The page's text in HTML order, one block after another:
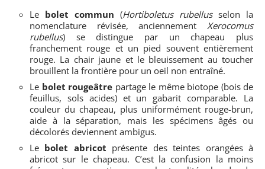
Le bolet commun (Hortiboletus rubellusselon la
nomenclature révisée, anciennement Xerocomus
rubellus) se distingue par un chapeau plus
franchement rouge et un pied souvent entièrement
rouge. La chair jaune et le bleuissement au toucher
brouillent la frontière pour un oeil non entraîné.
Le bolet rougeâtre partage le même biotope (bois de
feuillus, sols acides) et un gabarit comparable. La
couleur du chapeau, plus uniformément rouge-brun,
aide à la séparation, mais les spécimens âgés ou
décolorés deviennent ambigus.
Le bolet abricot présente des teintes orangées à
abricot sur le chapeau. C’est la confusion la moins